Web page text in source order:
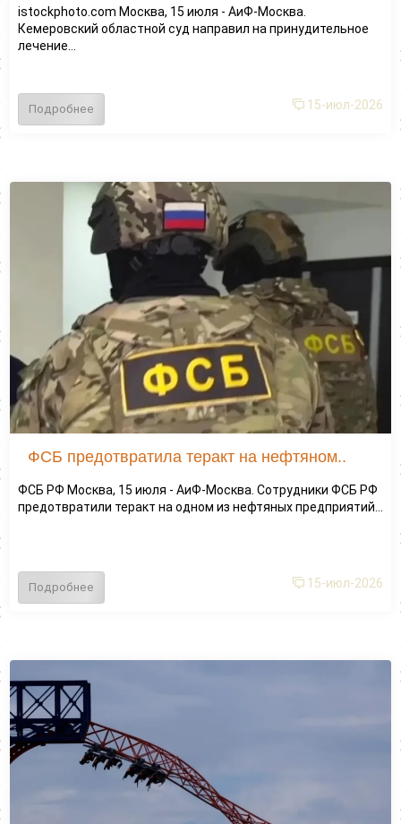
istockphoto.com Москва, 15 июля - АиФ-Москва.
Кемеровский областной суд направил на принудительное
лечение...
Подробнее 15-июл-2026
ФСБ предотвратила теракт на нефтяном..
ФСБ РФ Москва, 15 июля - АиФ-Москва. Сотрудники ФСБ РФ
предотвратили теракт на одном из нефтяных предприятий...
Подробнее 15-июл-2026